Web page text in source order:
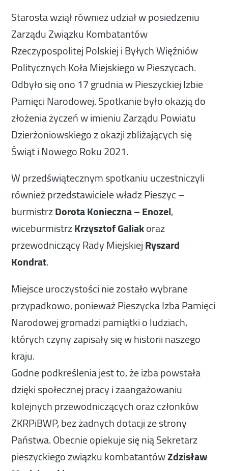
Starosta wziął również udział w posiedzeniu
Zarządu Związku Kombatantów
Rzeczypospolitej Polskiej i Byłych Więźniów
Politycznych Koła Miejskiego w Pieszycach.
Odbyło się ono 17 grudnia w Pieszyckiej Izbie
Pamięci Narodowej. Spotkanie było okazją do
złożenia życzeń w imieniu Zarządu Powiatu
Dzierżoniowskiego z okazji zbliżających się
Świąt i Nowego Roku 2021.
W przedświątecznym spotkaniu uczestniczyli
również przedstawiciele władz Pieszyc –
burmistrzDorota Konieczna – Enozel,
wiceburmistrzKrzysztof Galiakoraz
przewodniczący Rady MiejskiejRyszard
Kondrat.
Miejsce uroczystości nie zostało wybrane
przypadkowo, ponieważ Pieszycka Izba Pamięci
Narodowej gromadzi pamiątki o ludziach,
których czyny zapisały się w historii naszego
kraju.
Godne podkreślenia jest to, że izba powstała
dzięki społecznej pracy i zaangażowaniu
kolejnych przewodniczących oraz członków
ZKRPiBWP, bez żadnych dotacji ze strony
Państwa. Obecnie opiekuje się nią Sekretarz
pieszyckiego związku kombatantówZdzisław